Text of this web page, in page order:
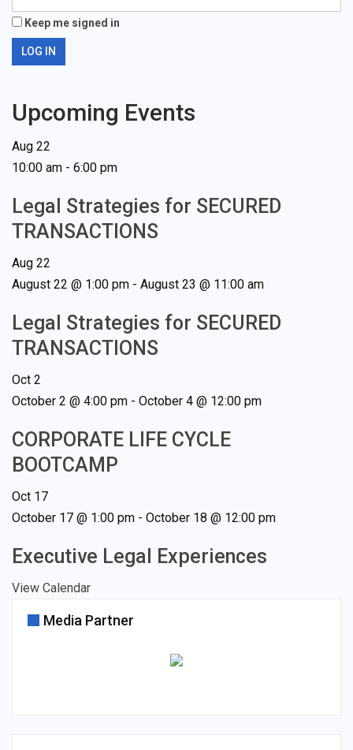
Keep me signed in
LOG IN
Upcoming Events
Aug 22
10:00 am - 6:00 pm
Legal Strategies for SECURED
TRANSACTIONS
Aug 22
August 22 @ 1:00 pm - August 23 @ 11:00 am
Legal Strategies for SECURED
TRANSACTIONS
Oct 2
October 2 @ 4:00 pm - October 4 @ 12:00 pm
CORPORATE LIFE CYCLE
BOOTCAMP
Oct 17
October 17 @ 1:00 pm - October 18 @ 12:00 pm
Executive Legal Experiences
View Calendar
Media Partner